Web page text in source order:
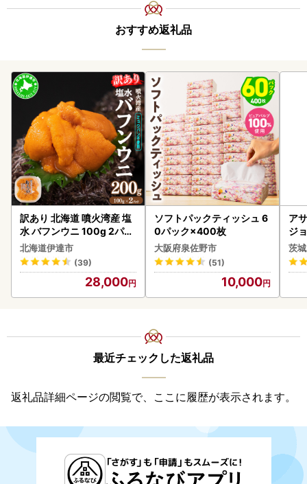
おすすめ返礼品
訳あり 北海道 噴火湾産 塩
水 バフンウニ 100g 2パッ
ク 計200g 《アフター保証
付き》うに ウニ 雲丹 海鮮
海の幸 魚介類 ウニ丼 お寿
司 濃厚 無添加 産地直送 お
取り寄せ 山村水産 送料無
北海道伊達市
(39)
28,000
ソフトパックティッシュ 6
0パック×400枚
大阪府泉佐野市
(51)
10,000
ア
ジ
(1ケース)
ビ
茨
最近チェックした返礼品
返礼品詳細ページの閲覧で、ここに履歴が表示されます。